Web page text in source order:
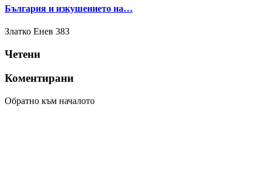
България и изкушението на…
Златко Енев 383
Четени
Коментирани
Обратно към началото